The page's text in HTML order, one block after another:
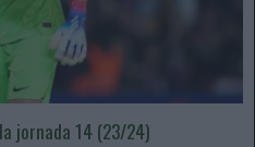
jornada 14 (23/24)